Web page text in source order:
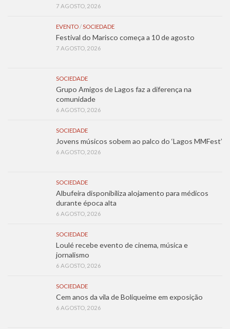
7 AGOSTO, 2026
EVENTO/SOCIEDADE
Festival do Marisco começa a 10 de agosto
7 AGOSTO, 2026
SOCIEDADE
Grupo Amigos de Lagos faz a diferença na
comunidade
6 AGOSTO, 2026
SOCIEDADE
Jovens músicos sobem ao palco do ‘Lagos MMFest’
6 AGOSTO, 2026
SOCIEDADE
Albufeira disponibiliza alojamento para médicos
durante época alta
6 AGOSTO, 2026
SOCIEDADE
Loulé recebe evento de cinema, música e
jornalismo
6 AGOSTO, 2026
SOCIEDADE
Cem anos da vila de Boliqueime em exposição
6 AGOSTO, 2026